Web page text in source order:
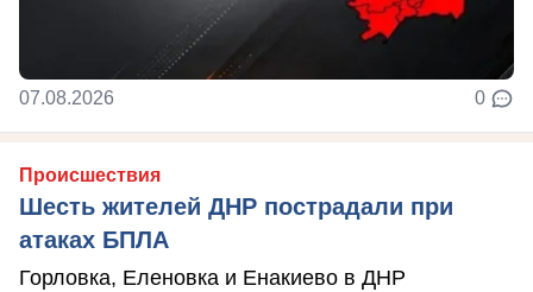
07.08.2026 0
Происшествия
Шесть жителей ДНР пострадали при
атаках БПЛА
Горловка, Еленовка и Енакиево в ДНР